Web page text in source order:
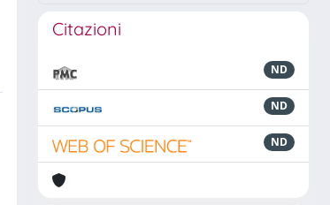
Citazioni
ND
ND
ND